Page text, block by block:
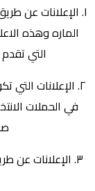
١. الإعلانات عن
الماره وهذه
التي
٢. الإعلانات
في الحملات
٣. الإعلانات عن